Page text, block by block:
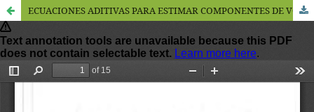
ECUACIONES ADITIVAS PARA ESTIMAR COMPONENTES DE VOLUMEN PARA Pinus teocote Schl. DE DURANGO, MÉXICO